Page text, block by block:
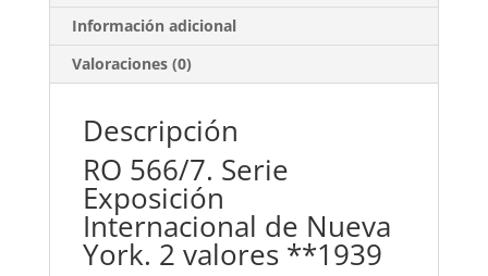
cantidad
Información adicional
Valoraciones (0)
Descripción
RO 566/7. Serie
Exposición
Internacional de Nueva
York. 2 valores **1939